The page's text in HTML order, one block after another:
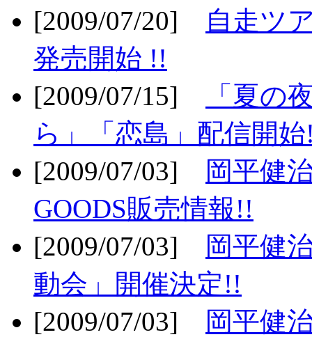
[2009/07/20]
自走ツ
発売開始 !!
[2009/07/15]
「夏の
ら」「恋島」配信開
[2009/07/03]
岡平健
GOODS販売情報!!
[2009/07/03]
岡平健
動会」開催決定!!
[2009/07/03]
岡平健